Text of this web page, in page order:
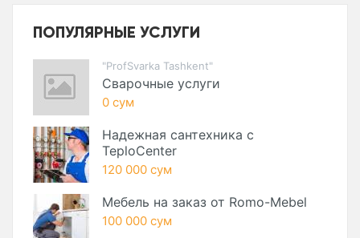
ПОПУЛЯРНЫЕ УСЛУГИ
"ProfSvarka Tashkent"
Сварочные услуги
0 сум
Надежная сантехника с
TeploCenter
120 000 сум
Мебель на заказ от Romo-Mebel
100 000 сум